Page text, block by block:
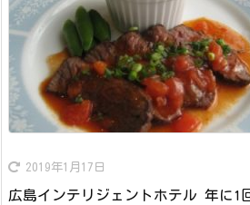
2019年1月17日
広島インテリジェントホテル 年に1